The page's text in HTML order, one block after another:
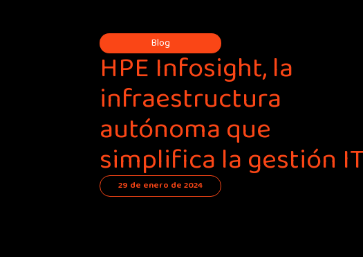
Blog
HPE Infosight, la
infraestructura
autónoma que
simplifica la gestión IT
29 de enero de 2024